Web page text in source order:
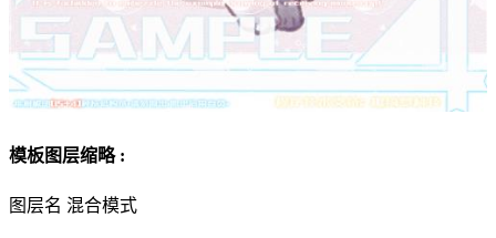
模板图层缩略 :
图层名 混合模式